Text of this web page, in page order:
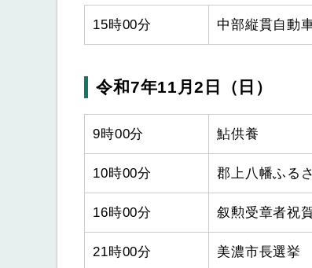
15時00分 中部縦貫自動
令和7年11月2日（日）
9時00分 鮎供養
10時00分 郡上八幡ふる
16時00分 叙勲受章者祝
21時00分 美濃市長選挙